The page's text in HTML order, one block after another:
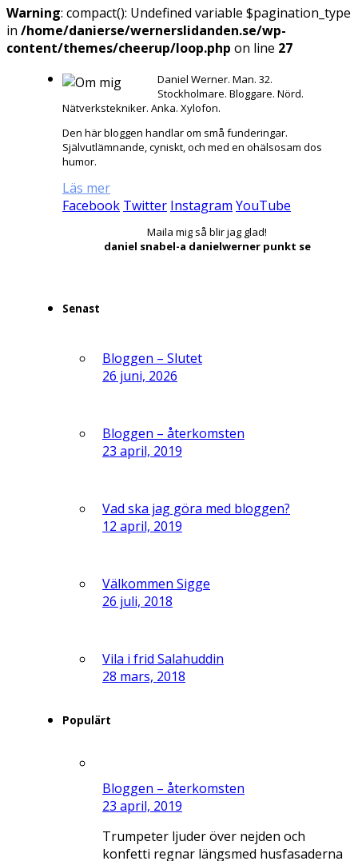
Warning: compact(): Undefined variable $pagination_type
in /home/danierse/wernerslidanden.se/wp-
content/themes/cheerup/loop.php on line 27
Daniel Werner. Man. 32.
Stockholmare. Bloggare. Nörd.
Nätverkstekniker. Anka. Xylofon.
Den här bloggen handlar om små funderingar.
Självutlämnande, cyniskt, och med en ohälsosam dos
humor.
Läs mer
Facebook Twitter Instagram YouTube
Maila mig så blir jag glad!
daniel snabel-a danielwerner punkt se
Senast
Bloggen – Slutet
26 juni, 2026
Bloggen – återkomsten
23 april, 2019
Vad ska jag göra med bloggen?
12 april, 2019
Välkommen Sigge
26 juli, 2018
Vila i frid Salahuddin
28 mars, 2018
Populärt
Bloggen – återkomsten
23 april, 2019
Trumpeter ljuder över nejden och
konfetti regnar längsmed husfasaderna